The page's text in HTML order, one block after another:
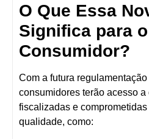
O Que Essa
Significa para o
Consumidor?
Com a futura
consumidores terão acesso a
fiscalizadas e
qualidade, como: